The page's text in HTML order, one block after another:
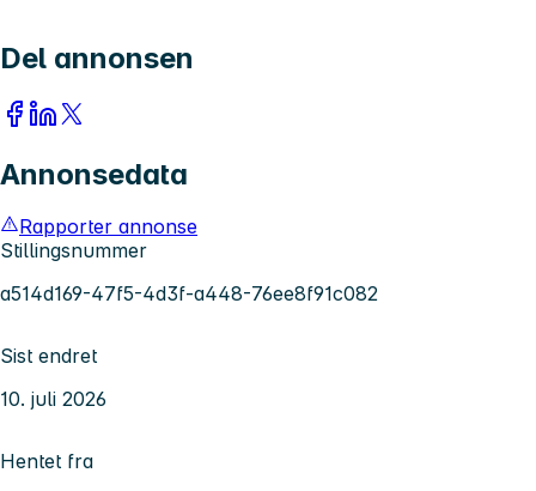
Del annonsen
Annonsedata
Rapporter annonse
Stillingsnummer
a514d169-47f5-4d3f-a448-76ee8f91c082
Sist endret
10. juli 2026
Hentet fra